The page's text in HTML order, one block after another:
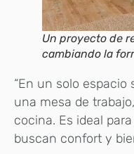
Un proyecto de
cambiando la
“En un solo
una mesa de
cocina. Es ideal
buscan confort y